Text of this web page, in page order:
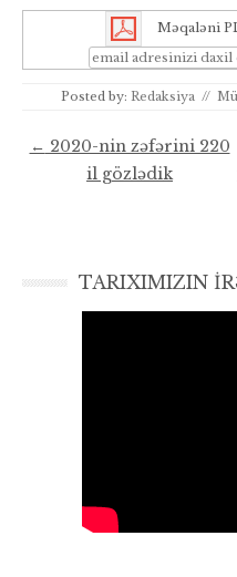
Məqaləni
Posted by: Redaksiya //
Post navigation
← 2020-nin zəfərini 220
il gözlədik
TARIXIMIZIN